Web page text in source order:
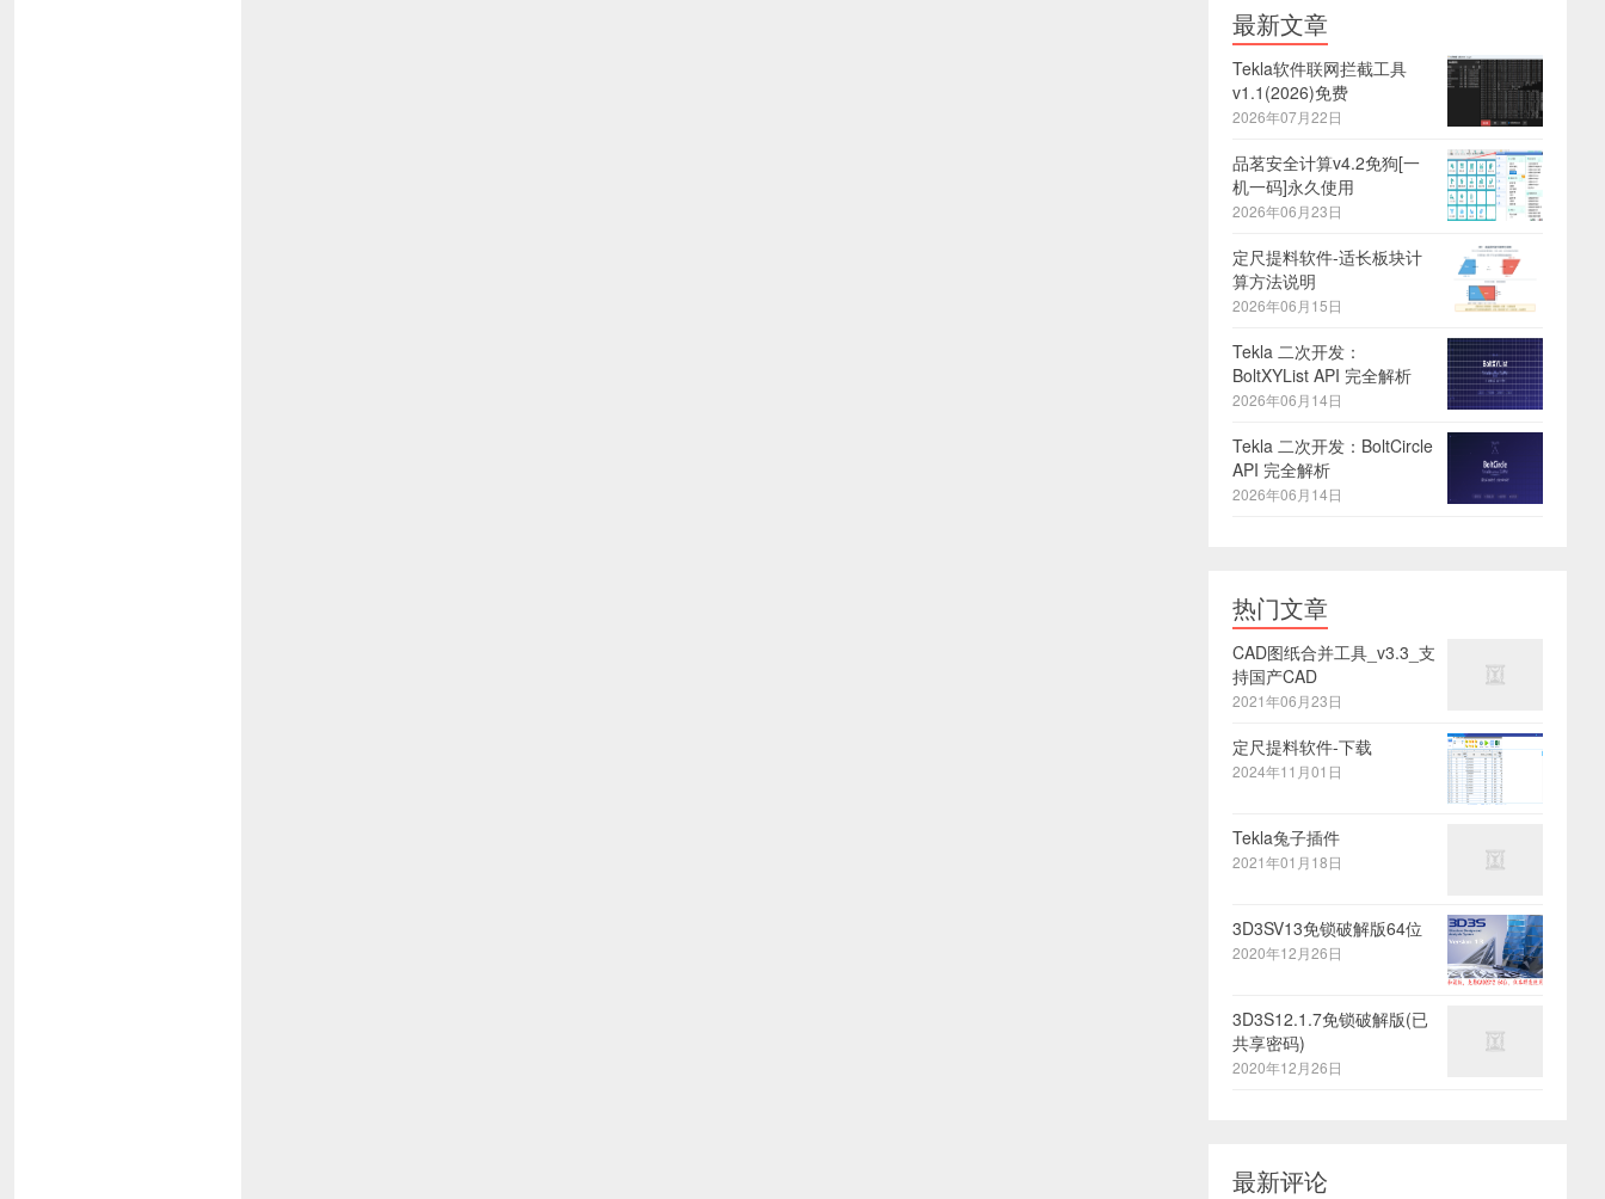
最新文章
Tekla软件联网拦截工具
v1.1(2026)免费
2026年07月22日
品茗安全计算v4.2免狗[一
机一码]永久使用
2026年06月23日
定尺提料软件-适长板块计
算方法说明
2026年06月15日
Tekla 二次开发：
BoltXYList API 完全解析
2026年06月14日
Tekla 二次开发：BoltCircle
API 完全解析
2026年06月14日
热门文章
CAD图纸合并工具_v3.3_支
持国产CAD
2021年06月23日
定尺提料软件-下载
2024年11月01日
Tekla兔子插件
2021年01月18日
3D3SV13免锁破解版64位
2020年12月26日
3D3S12.1.7免锁破解版(已
共享密码)
2020年12月26日
最新评论